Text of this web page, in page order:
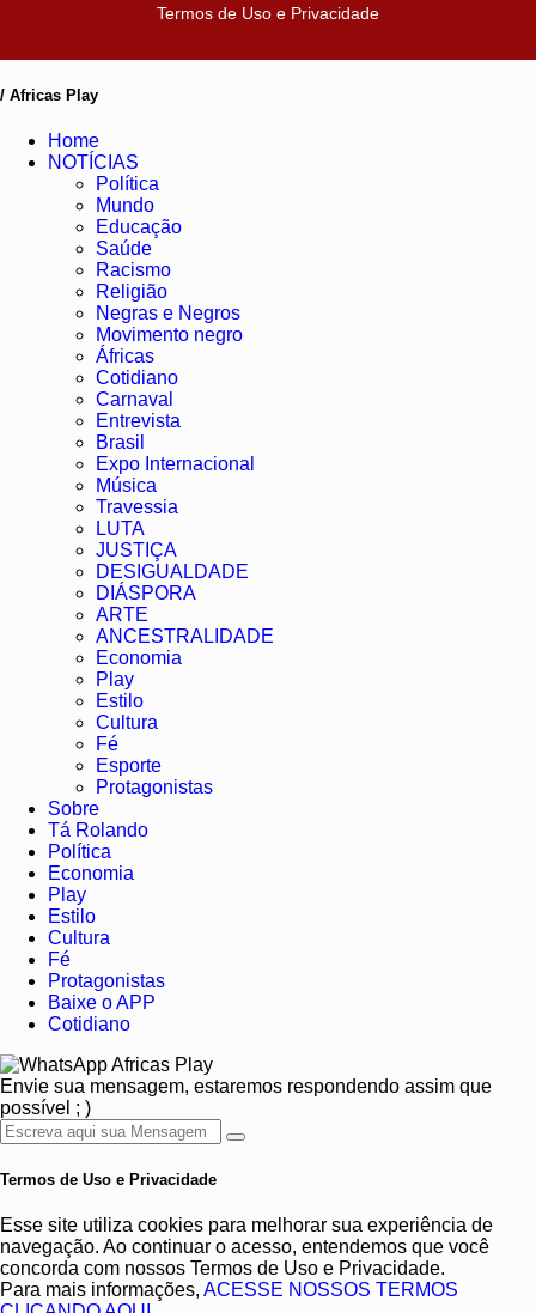
Termos de Uso e Privacidade
/ Africas Play
Home
NOTÍCIAS
Política
Mundo
Educação
Saúde
Racismo
Religião
Negras e Negros
Movimento negro
Áfricas
Cotidiano
Carnaval
Entrevista
Brasil
Expo Internacional
Música
Travessia
LUTA
JUSTIÇA
DESIGUALDADE
DIÁSPORA
ARTE
ANCESTRALIDADE
Economia
Play
Estilo
Cultura
Fé
Esporte
Protagonistas
Sobre
Tá Rolando
Política
Economia
Play
Estilo
Cultura
Fé
Protagonistas
Baixe o APP
Cotidiano
Africas Play
Envie sua mensagem, estaremos respondendo assim que
possível ; )
Termos de Uso e Privacidade
Esse site utiliza cookies para melhorar sua experiência de
navegação. Ao continuar o acesso, entendemos que você
concorda com nossos Termos de Uso e Privacidade.
Para mais informações, ACESSE NOSSOS TERMOS